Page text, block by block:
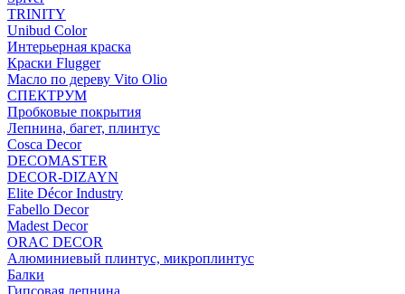
TRINITY
Unibud Color
Интерьерная краска
Краски Flugger
Масло по дереву Vito Olio
СПЕКТРУМ
Пробковые покрытия
Лепнина, багет, плинтус
Cosca Decor
DECOMASTER
DECOR-DIZAYN
Elite Décor Industry
Fabello Decor
Madest Decor
ORAC DECOR
Алюминиевый плинтус, микроплинтус
Балки
Гипсовая лепнина